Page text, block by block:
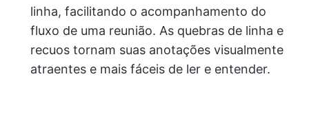
linha, facilitando o acompanhamento do
fluxo de uma reunião. As quebras de linha e
recuos tornam suas anotações visualmente
atraentes e mais fáceis de ler e entender.